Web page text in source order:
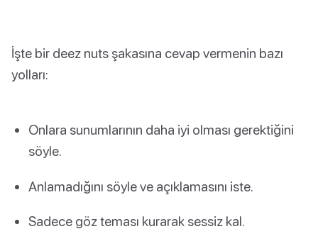
İşte bir deez nuts şakasına cevap vermenin bazı
yolları:
Onlara sunumlarının daha iyi olması gerektiğini
söyle.
Anlamadığını söyle ve açıklamasını iste.
Sadece göz teması kurarak sessiz kal.